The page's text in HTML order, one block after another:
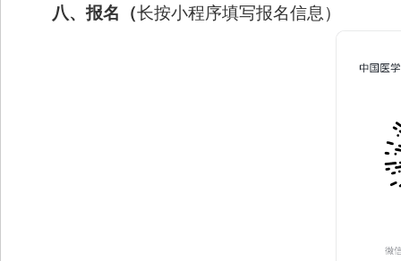
八、报名 （长按小程序填写报名信息）